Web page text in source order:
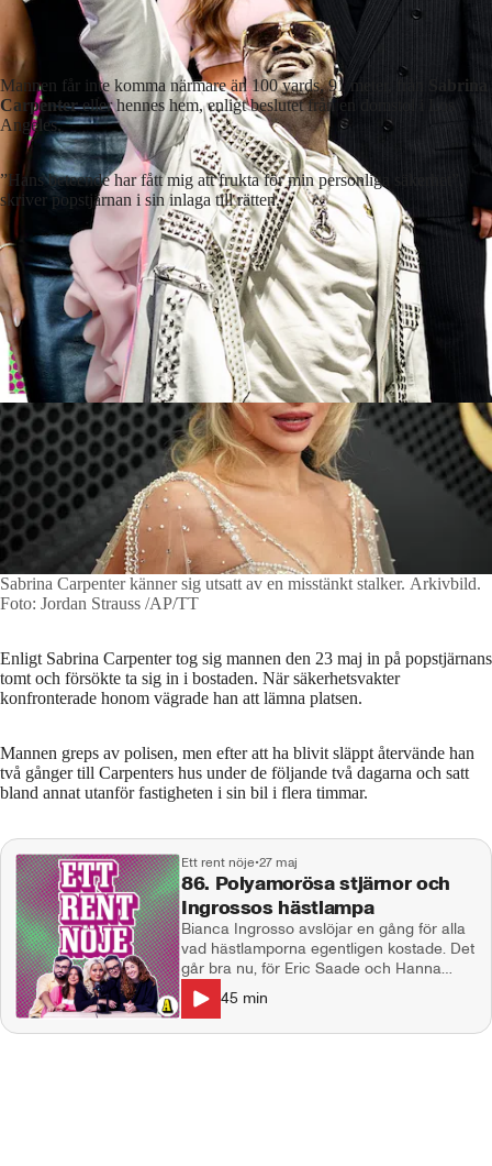
Mannen får inte komma närmare än 100 yards, 91 meter, från
Sabrina
Carpentereller hennes hem, enligt beslutet från en domstol i Los
Angeles.
”Hans beteende har fått mig att frukta för min personliga säkerhet”,
skriver popstjärnan i sin inlaga till rätten.
Sabrina Carpenter känner sig utsatt av en misstänkt stalker. Arkivbild.
Foto: Jordan Strauss /AP/TT
Enligt Sabrina Carpenter tog sig mannen den 23 maj in på popstjärnans
tomt och försökte ta sig in i bostaden. När säkerhetsvakter
konfronterade honom vägrade han att lämna platsen.
Mannen greps av polisen, men efter att ha blivit släppt återvände han
två gånger till Carpenters hus under de följande två dagarna och satt
bland annat utanför fastigheten i sin bil i flera timmar.
Ett rent nöje•27 maj
86. Polyamorösa stjärnor och
Ingrossos hästlampa
Bianca Ingrosso avslöjar en gång för alla
vad hästlamporna egentligen kostade. Det
går bra nu, för Eric Saade och Hanna
Schönberg. En världsstjärna talar ut om
reglerna i sitt polyamorösa äktenskap och
45 min